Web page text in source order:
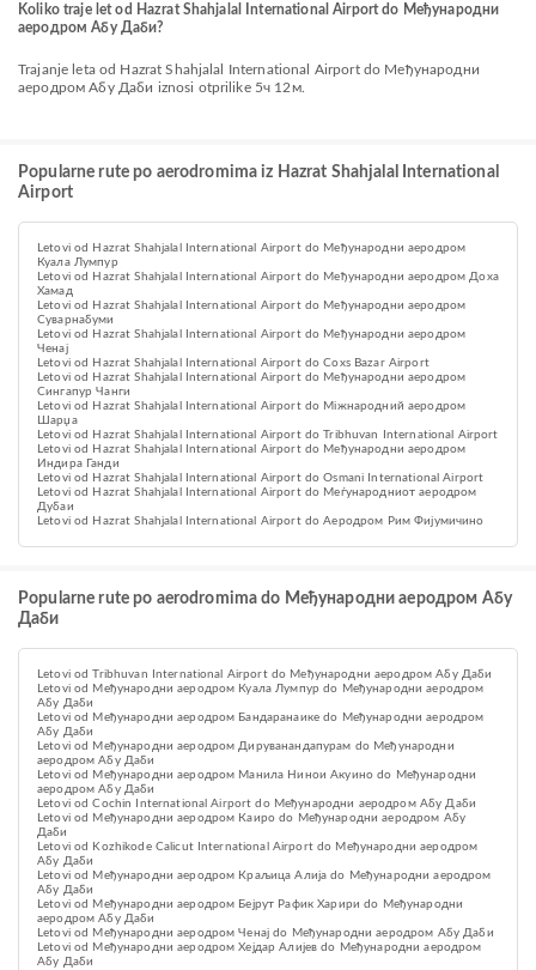
Koliko traje let od Hazrat Shahjalal International Airport do Међународни
аеродром Абу Даби?
Trajanje leta od Hazrat Shahjalal International Airport do Међународни
аеродром Абу Даби iznosi otprilike 5ч 12м.
Popularne rute po aerodromima iz Hazrat Shahjalal International
Airport
Letovi od Hazrat Shahjalal International Airport do Међународни аеродром
Куала Лумпур
Letovi od Hazrat Shahjalal International Airport do Међународни аеродром Доха
Хамад
Letovi od Hazrat Shahjalal International Airport do Међународни аеродром
Суварнабуми
Letovi od Hazrat Shahjalal International Airport do Међународни аеродром
Ченај
Letovi od Hazrat Shahjalal International Airport do Coxs Bazar Airport
Letovi od Hazrat Shahjalal International Airport do Међународни аеродром
Сингапур Чанги
Letovi od Hazrat Shahjalal International Airport do Міжнародний аеродром
Шарџа
Letovi od Hazrat Shahjalal International Airport do Tribhuvan International Airport
Letovi od Hazrat Shahjalal International Airport do Међународни аеродром
Индира Ганди
Letovi od Hazrat Shahjalal International Airport do Osmani International Airport
Letovi od Hazrat Shahjalal International Airport do Меѓународниот аеродром
Дубаи
Letovi od Hazrat Shahjalal International Airport do Аеродром Рим Фијумичино
Popularne rute po aerodromima do Међународни аеродром Абу
Даби
Letovi od Tribhuvan International Airport do Међународни аеродром Абу Даби
Letovi od Међународни аеродром Куала Лумпур do Међународни аеродром
Абу Даби
Letovi od Међународни аеродром Бандаранаике do Међународни аеродром
Абу Даби
Letovi od Међународни аеродром Дируванандапурам do Међународни
аеродром Абу Даби
Letovi od Међународни аеродром Манила Нинои Акуино do Међународни
аеродром Абу Даби
Letovi od Cochin International Airport do Међународни аеродром Абу Даби
Letovi od Међународни аеродром Каиро do Међународни аеродром Абу
Даби
Letovi od Kozhikode Calicut International Airport do Међународни аеродром
Абу Даби
Letovi od Међународни аеродром Краљица Алија do Међународни аеродром
Абу Даби
Letovi od Међународни аеродром Бејрут Рафик Харири do Међународни
аеродром Абу Даби
Letovi od Међународни аеродром Ченај do Међународни аеродром Абу Даби
Letovi od Међународни аеродром Хејдар Алијев do Међународни аеродром
Абу Даби